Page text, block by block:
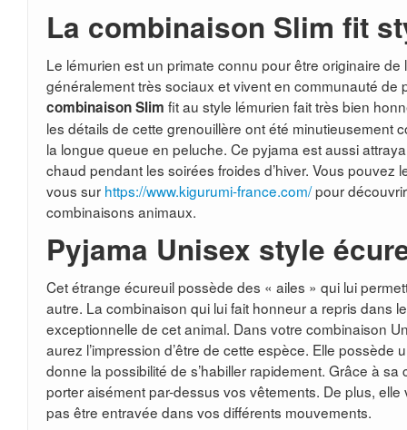
La combinaison Slim fit
Le lémurien est un primate connu pour être originaire de
généralement très sociaux et vivent en communauté de
combinaison Slim fit au style lémurien fait très bien
les détails de cette grenouillère ont été minutieusement
la longue queue en peluche. Ce pyjama est aussi
chaud pendant les soirées froides d’hiver. Vous pouvez
vous sur https://www.kigurumi-france.com/pour
combinaisons animaux.
Pyjama Unisex style
Cet étrange écureuil possède des « ailes » qui lui
autre. La combinaison qui lui fait honneur a repris dans
exceptionnelle de cet animal. Dans votre combinaison
aurez l’impression d’être de cette espèce. Elle possède
donne la possibilité de s’habiller rapidement. Grâce à
porter aisément par-dessus vos vêtements. De plus, elle
pas être entravée dans vos différents mouvements.